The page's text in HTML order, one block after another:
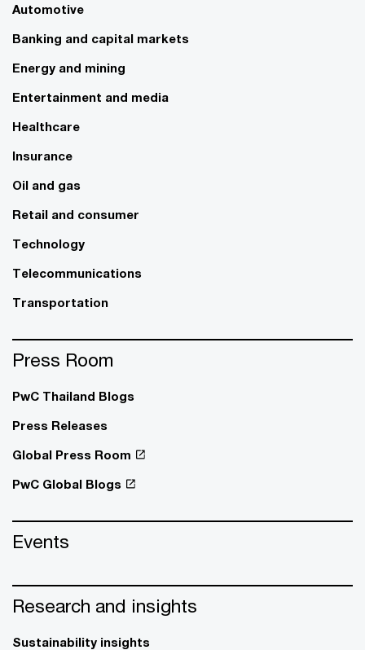
Automotive
Banking and capital markets
Energy and mining
Entertainment and media
Healthcare
Insurance
Oil and gas
Retail and consumer
Technology
Telecommunications
Transportation
Press Room
PwC Thailand Blogs
Press Releases
Global Press Room
PwC Global Blogs
Events
Research and insights
Sustainability insights